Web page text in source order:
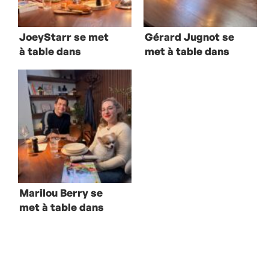
JoeyStarr se met
à table dans
Gérard Jugnot se
met à table dans
Marilou Berry se
met à table dans